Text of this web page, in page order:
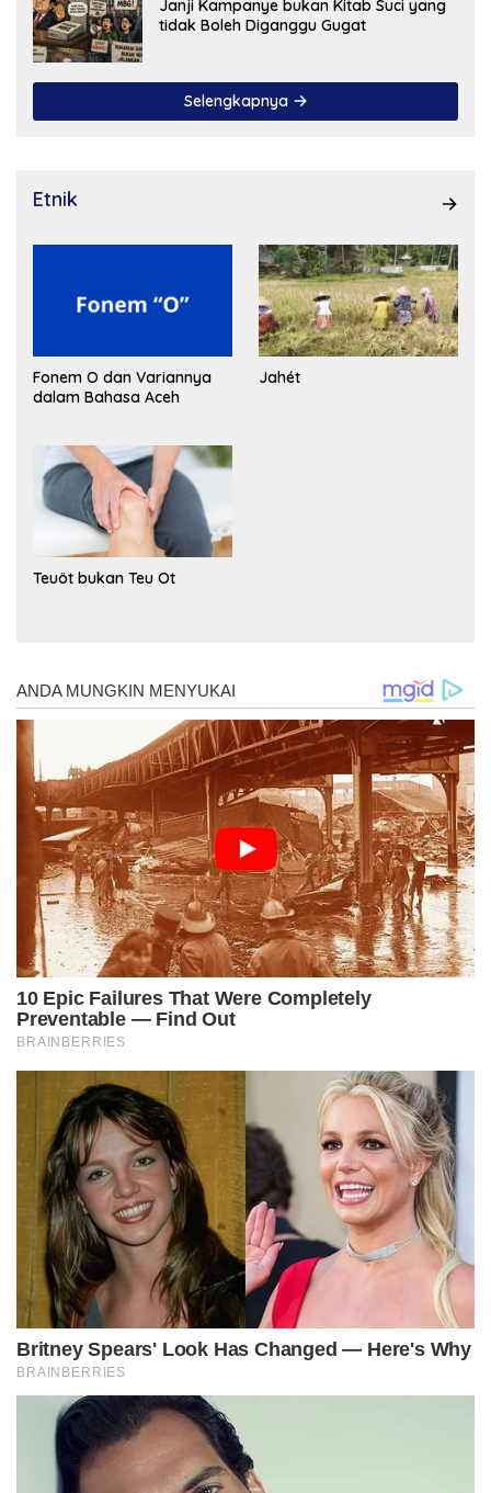
Janji Kampanye bukan Kitab Suci yang
tidak Boleh Diganggu Gugat
Selengkapnya
Etnik
Fonem O dan Variannya
dalam Bahasa Aceh
Jahét
Teuöt bukan Teu Ot